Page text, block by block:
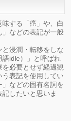
する「癌」や、白
」などの表記が一般
浸潤・転移をしな
語idle）」と呼ばれ
を必要とせず経過観
表記を使用してい
などの固有名詞を
したいと思いま